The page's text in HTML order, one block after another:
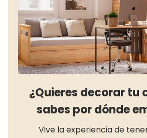
¿Quieres decorar tu
sabes por dónde
Vive la experiencia de